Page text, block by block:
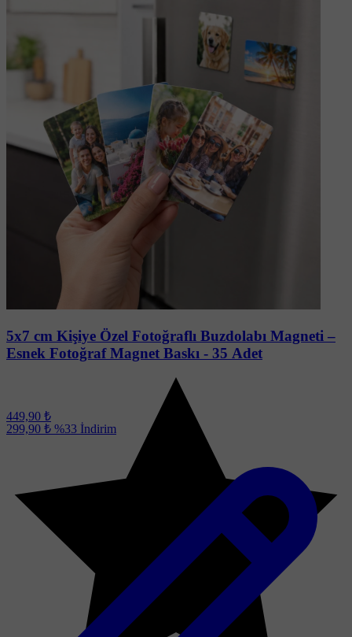
5x7 cm Kişiye Özel Fotoğraflı Buzdolabı Magneti –
Esnek Fotoğraf Magnet Baskı - 35 Adet
449,90 ₺
299,90 ₺ %33 İndirim